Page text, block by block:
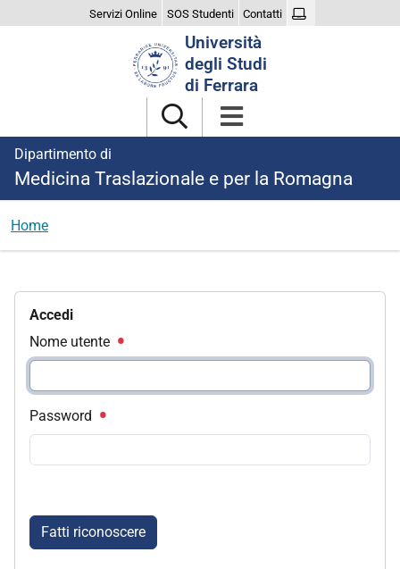
Servizi Online SOS Studenti Contatti
Università
degli Studi
di Ferrara
Dipartimento di
Medicina Traslazionale e per la Romagna
Home
Accedi
Nome utente
Password
Fatti riconoscere